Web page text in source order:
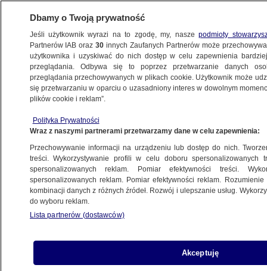
ŚWIAT
nad Łotwą. Niedługo po tym kolejny alarm
Oprac.Mikołaj Gątkiewicz
8.06.2026, 09:45Aktualizacja: 8.06.2026, 12:09
Posłuchaj artykułu
Czyta lektor AI
Dbamy o Twoją prywatność
Jeśli użytkownik wyrazi na to zgodę, my, naszepodmioty
Partnerów IAB oraz30 innych Zaufanych Partnerów może
użytkownika i uzyskiwać do nich dostęp w celu zapewnienia
przeglądania. Odbywa się to poprzez przetwarzanie danych
przeglądania przechowywanych w plikach cookie. Użytkownik może
się przetwarzaniu w oparciu o uzasadniony interes w dowolnym
plików cookie i reklam”.
Polityka Prywatności
Wraz z naszymi partnerami przetwarzamy dane w celu zapewnienia:
Przechowywanie informacji na urządzeniu lub dostęp do nich.
treści. Wykorzystywanie profili w celu doboru spersonalizowanych
spersonalizowanych reklam. Pomiar efektywności treści.
spersonalizowanych reklam. Pomiar efektywności reklam.
kombinacji danych z różnych źródeł. Rozwój i ulepszanie usług.
do wyboru reklam.
Lista partnerów (dostawców)
Akceptuję